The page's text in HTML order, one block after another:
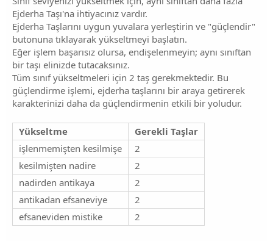
Ejderha Taşı'na ihtiyacınız vardır.
Ejderha Taşlarını uygun yuvalara yerleştirin ve "güçlendir"
butonuna tıklayarak yükseltmeyi başlatın.
Eğer işlem başarısız olursa, endişelenmeyin; aynı sınıftan
bir taşı elinizde tutacaksınız.
Tüm sınıf yükseltmeleri için 2 taş gerekmektedir. Bu
güçlendirme işlemi, ejderha taşlarını bir araya getirerek
karakterinizi daha da güçlendirmenin etkili bir yoludur.
Yükseltme
Gerekli Taşlar
işlenmemişten kesilmişe
2
kesilmişten nadire
2
nadirden antikaya
2
antikadan efsaneviye
2
efsaneviden mistike
2